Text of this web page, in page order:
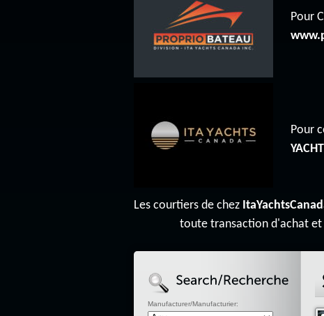
Pour
Pour
Les courtiers de chez
toute transaction d'achat et
Manufacturer/Manufacturier: